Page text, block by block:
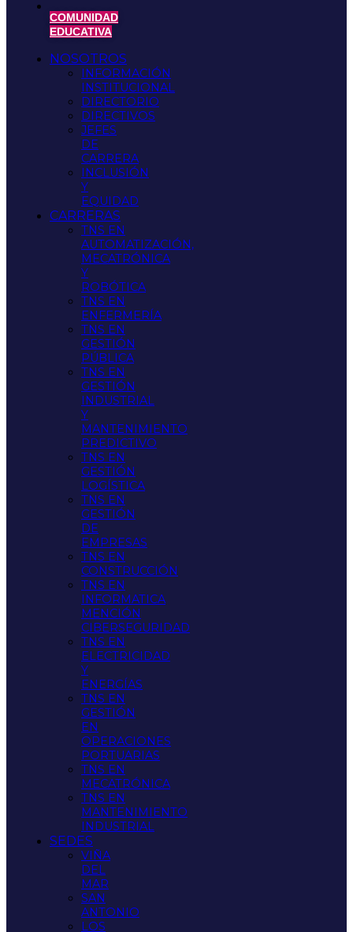
COMUNIDAD
EDUCATIVA
NOSOTROS
INFORMACIÓN
INSTITUCIONAL
DIRECTORIO
DIRECTIVOS
JEFES
DE
CARRERA
INCLUSIÓN
Y
EQUIDAD
CARRERAS
TNS EN
AUTOMATIZACIÓN,
MECATRÓNICA
Y
ROBÓTICA
TNS EN
ENFERMERÍA
TNS EN
GESTIÓN
PÚBLICA
TNS EN
GESTIÓN
INDUSTRIAL
Y
MANTENIMIENTO
PREDICTIVO
TNS EN
GESTIÓN
LOGÍSTICA
TNS EN
GESTIÓN
DE
EMPRESAS
TNS EN
CONSTRUCCIÓN
TNS EN
INFORMATICA
MENCIÓN
CIBERSEGURIDAD
TNS EN
ELECTRICIDAD
Y
ENERGÍAS
TNS EN
GESTIÓN
EN
OPERACIONES
PORTUARIAS
TNS EN
MECATRÓNICA
TNS EN
MANTENIMIENTO
INDUSTRIAL
SEDES
VIÑA
DEL
MAR
SAN
ANTONIO
LOS